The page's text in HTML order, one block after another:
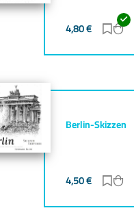
4,80€ Zur
Berlin-Skizzen
4,50€ Zur